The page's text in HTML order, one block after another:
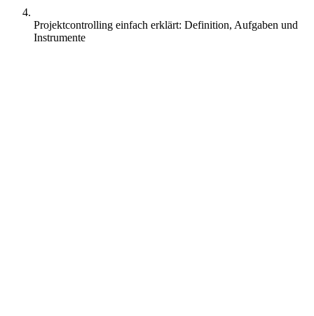
Projektcontrolling einfach erklärt: Definition, Aufgaben und
Instrumente